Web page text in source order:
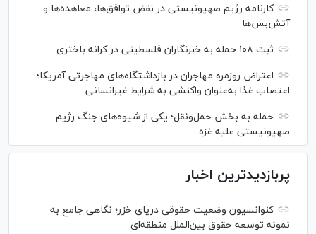
کارنامه رژیم صهیونیستی در نقض توافق‌ها، معاهده‌ها و
آتش‌بس‌ها
ثبت ۱۰۸ حمله به خبرنگاران فلسطینی در کرانه باختری
اعتراض‌ روزمره مهاجران در بازداشتگاه‌های مهاجرتی آمریکا؛
اعتصاب غذا به‌عنوان واکنشی به شرایط غیرانسانی
حمله به بخش حمل‌ونقل؛ یکی از شیوه‌های جنگ رژیم
صهیونیستی علیه غزه
پربازدیدترین اخبار
کنوانسیون وضعیت حقوقی دریای خزر؛ نگاهی جامع به
نمونه توسعه حقوق بین‌الملل منطقه‌ای